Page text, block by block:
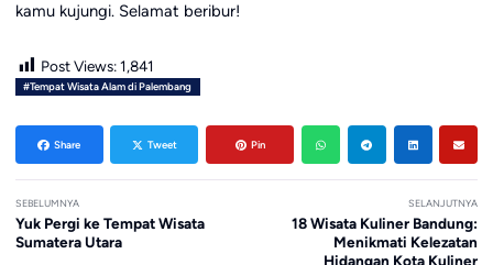
kamu kujungi. Selamat beribur!
Post Views: 1,841
#Tempat Wisata Alam di Palembang
Share Tweet Pin
SEBELUMNYA
Yuk Pergi ke Tempat Wisata
Sumatera Utara
SELANJUTNYA
18 Wisata Kuliner Bandung:
Menikmati Kelezatan
Hidangan Kota Kuliner